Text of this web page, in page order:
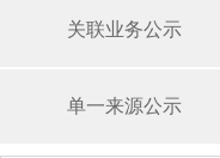
关联业务公示
单一来源公示